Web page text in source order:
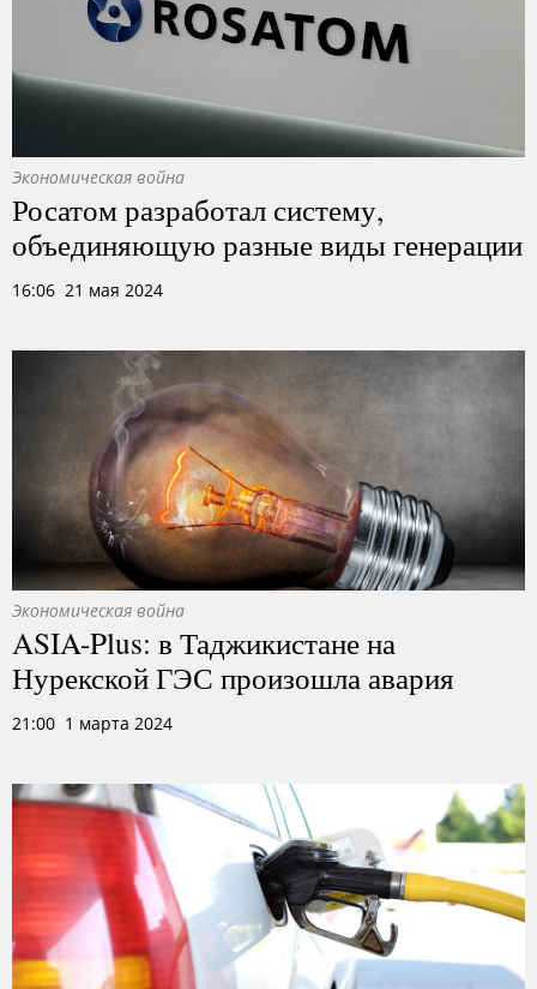
Экономическая война
Росатом разработал систему,
объединяющую разные виды генерации
16:06 21 мая 2024
Экономическая война
ASIA-Plus: в Таджикистане на
Нурекской ГЭС произошла авария
21:00 1 марта 2024